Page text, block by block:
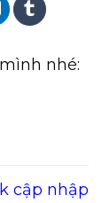
nhé:
cập nhập